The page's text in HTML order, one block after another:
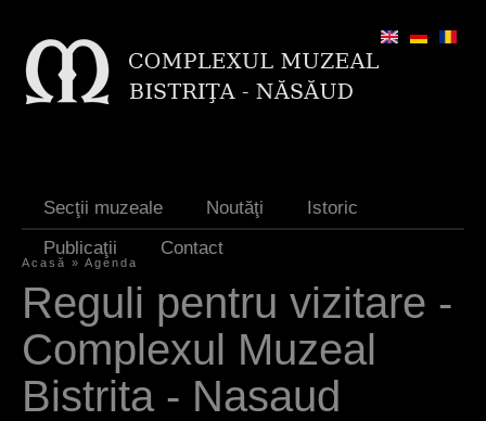
Secţii muzeale Noutăţi
Istoric
Publicaţii
Contact
E
ş
t
Acasă » Agenda
Reguli pentru vizitare -
Complexul Muzeal
Bistrita - Nasaud